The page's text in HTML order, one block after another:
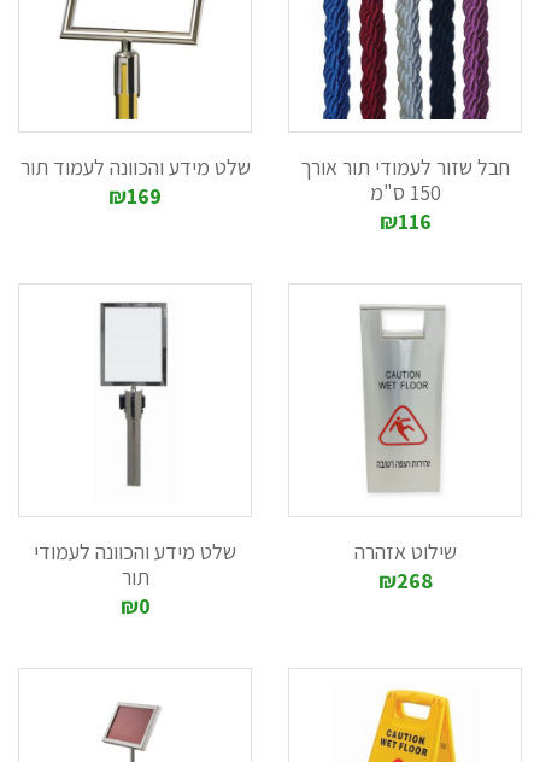
חבל שזור לעמודי תור אורך
150 ס"מ
₪116
שלט מידע והכוונה לעמוד תור
₪169
שילוט אזהרה
₪268
שלט מידע והכוונה לעמודי
תור
₪0